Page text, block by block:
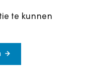
te kunnen